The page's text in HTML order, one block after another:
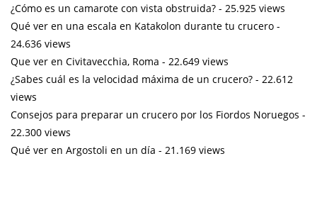
¿Cómo es un camarote con vista obstruida? - 25.925 views
Qué ver en una escala en Katakolon durante tu crucero -
24.636 views
Que ver en Civitavecchia, Roma - 22.649 views
¿Sabes cuál es la velocidad máxima de un crucero? - 22.612
views
Consejos para preparar un crucero por los Fiordos Noruegos -
22.300 views
Qué ver en Argostoli en un día - 21.169 views